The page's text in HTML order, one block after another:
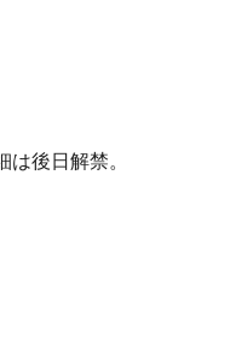
後日解禁。